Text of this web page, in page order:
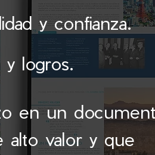
y confianza.
logros.
en un
alto valor y que